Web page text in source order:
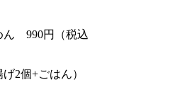
ん 990円（税込
2個+ごはん）